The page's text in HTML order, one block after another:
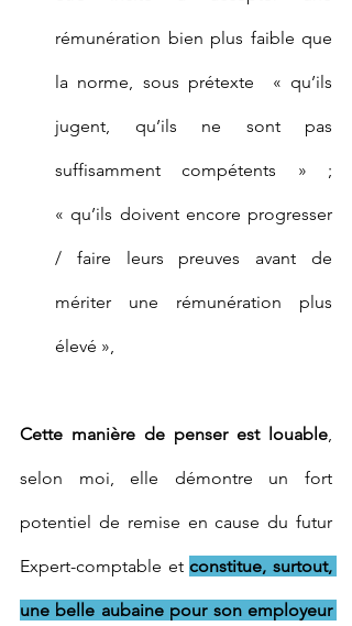
rémunération bien plus faible que
la norme, sous prétexte  « qu’ils
jugent, qu’ils ne sont pas
suffisamment compétents » ;
« qu’ils doivent encore progresser
/ faire leurs preuves avant de
mériter une rémunération plus
élevé »,
Cette manière de penser est louable
selon moi, elle démontre un fort
potentiel de remise en cause du futur
Expert-comptable et constitue, surtout,
une belle aubaine pour son employeur